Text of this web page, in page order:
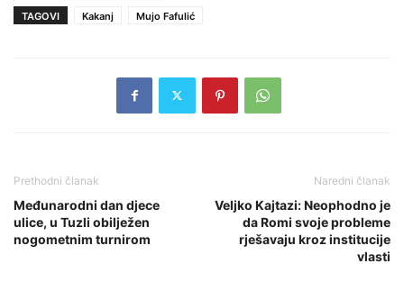
TAGOVI
Kakanj Mujo Fafulić
Prethodni članak
Međunarodni dan djece
ulice, u Tuzli obilježen
nogometnim turnirom
Naredni članak
Veljko Kajtazi: Neophodno je
da Romi svoje probleme
rješavaju kroz institucije
vlasti